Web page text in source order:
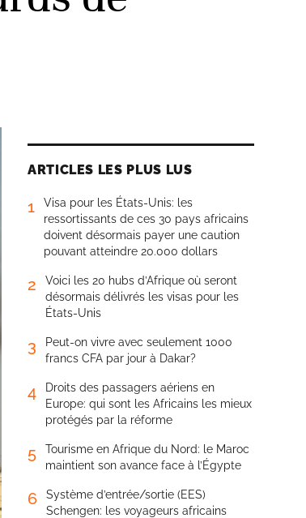
ARTICLES LES PLUS LUS
1
Visa pour les États-Unis: les
ressortissants de ces 30 pays africains
doivent désormais payer une caution
pouvant atteindre 20.000 dollars
2
Voici les 20 hubs d’Afrique où seront
désormais délivrés les visas pour les
États-Unis
3
Peut-on vivre avec seulement 1000
francs CFA par jour à Dakar?
4
Droits des passagers aériens en
Europe: qui sont les Africains les mieux
protégés par la réforme
5
Tourisme en Afrique du Nord: le Maroc
maintient son avance face à l’Égypte
6
Système d’entrée/sortie (EES)
Schengen: les voyageurs africains